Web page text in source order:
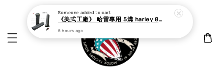
Someone added to cart
《美式工廠》 哈雷專用 5溝 harley 883 48 dyna softail 鋁合金 握把套 銀/黑
8 hours ago